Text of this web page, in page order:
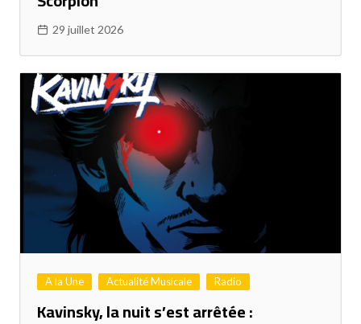
29 juillet 2026
A la Une Actualité Musicale Radio
Kavinsky, la nuit s’est arrêtée :